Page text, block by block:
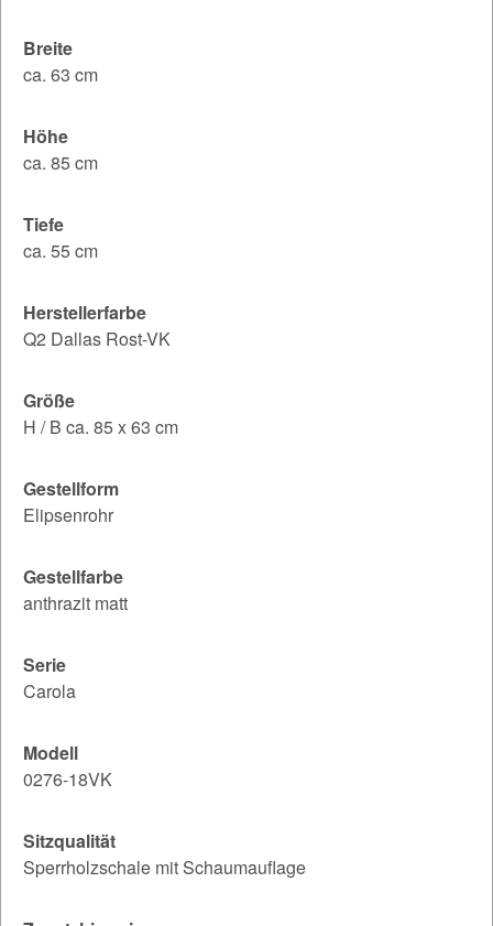
Breite
ca. 63 cm
Höhe
ca. 85 cm
Tiefe
ca. 55 cm
Herstellerfarbe
Q2 Dallas Rost-VK
Größe
H / B ca. 85 x 63 cm
Gestellform
Elipsenrohr
Gestellfarbe
anthrazit matt
Serie
Carola
Modell
0276-18VK
Sitzqualität
Sperrholzschale mit Schaumauflage